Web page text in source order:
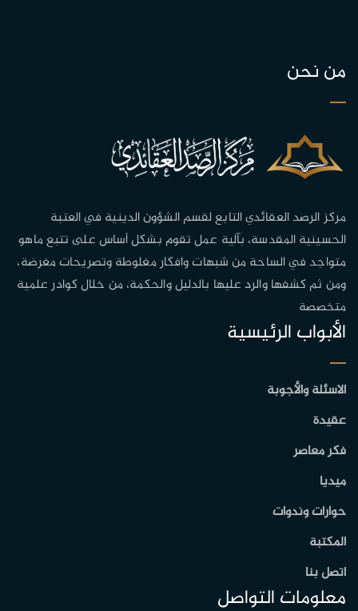
من نحن
مركز الرصد العقائدي التابع لقسم الشؤون الدينية في العتبة
الحسينية المقدسة، بآلية عمل تقوم بشكل أساس على تتبع ماهو
متواجد في الساحة من شبهات وافكار مغلوطة وتصريحات مغرضة،
ومن ثم كشفها والرد عليها بالدليل والحكمة، من خلال كوادر علمية
متخصصة
الأبواب الرئيسية
الاسئلة والأجوبة
عقيدة
فكر معاصر
ميديا
حوارات وندوات
المكتبة
اتصل بنا
معلومات التواصل